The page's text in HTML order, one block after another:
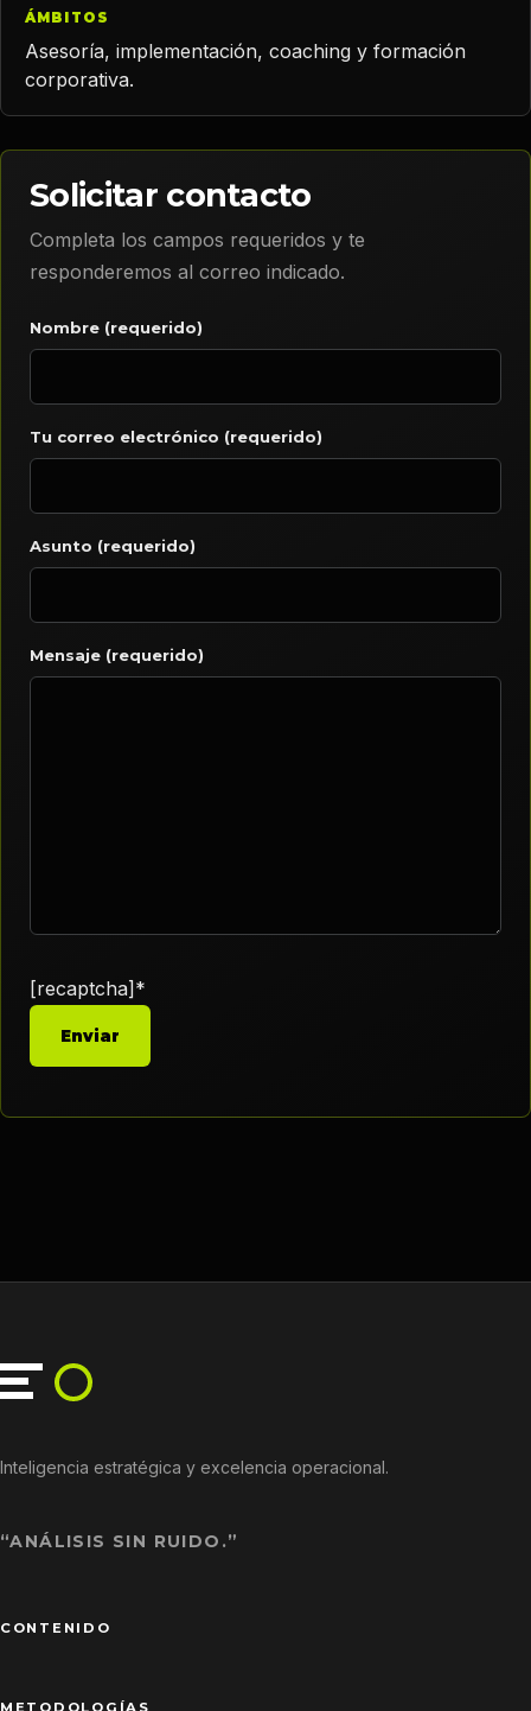
ÁMBITOS
Asesoría, implementación, coaching y formación
corporativa.
Solicitar contacto
Completa los campos requeridos y te
responderemos al correo indicado.
Nombre (requerido)
Tu correo electrónico (requerido)
Asunto (requerido)
Mensaje (requerido)
[recaptcha]*
Inteligencia estratégica y excelencia operacional.
“ANÁLISIS SIN RUIDO.”
CONTENIDO
METODOLOGÍAS